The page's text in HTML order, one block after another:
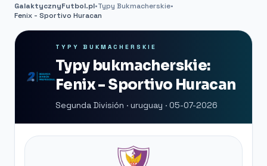
GalaktycznyFutbol.pl•Typy Bukmacherskie•
Fenix - Sportivo Huracan
TYPY BUKMACHERSKIE
Typy bukmacherskie:
Fenix - Sportivo Huracan
Segunda División · uruguay · 05-07-2026